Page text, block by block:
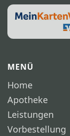
MENÜ
Home
Apotheke
Leistungen
Vorbestellung